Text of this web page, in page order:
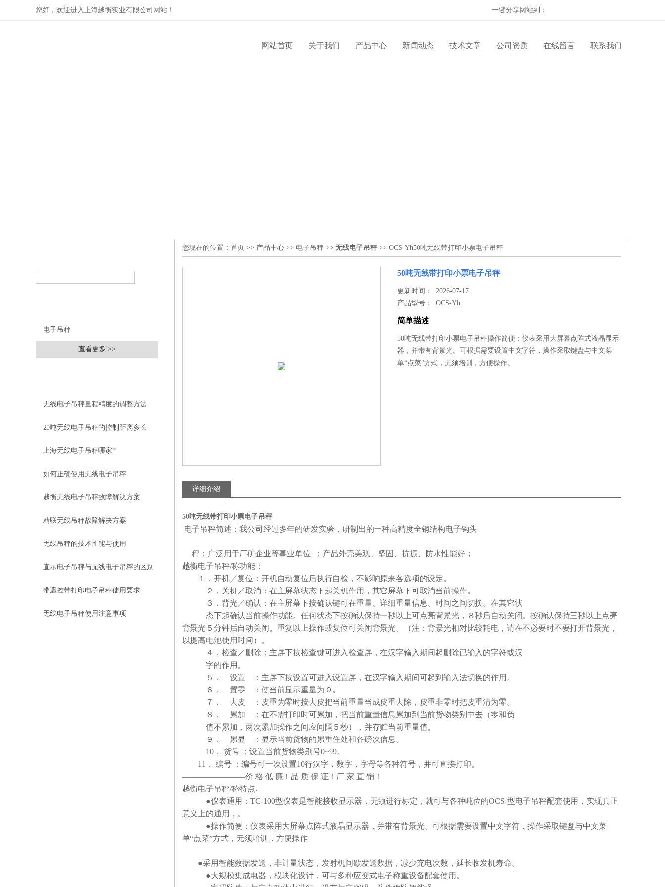
您好，欢迎进入上海越衡实业有限公司网站！ 一键分享网站到：
网站首页 关于我们 产品中心 新闻动态 技术文章 公司资质 在线留言 联系我们
电子吊秤
查看更多 >>
无线电子吊秤量程精度的调整方法
20吨无线电子吊秤的控制距离多长
上海无线电子吊秤哪家*
如何正确使用无线电子吊秤
越衡无线电子吊秤故障解决方案
精联无线吊秤故障解决方案
无线吊秤的技术性能与使用
直示电子吊秤与无线电子吊秤的区别
在那里
带遥控带打印电子吊秤使用要求
无线电子吊秤使用注意事项
您现在的位置： 首页 >> 产品中心 >> 电子吊秤 >> 无线电子吊秤 >> OCS-Yh50吨无线带打印小票电子吊秤
50吨无线带打印小票电子吊秤
更新时间： 2026-07-17
产品型号：OCS-Yh
简单描述
50吨无线带打印小票电子吊秤操作简便：仪表采用大屏幕点阵式液晶显示
器，并带有背景光。可根据需要设置中文字符，操作采取键盘与中文菜
单“点菜"方式，无须培训，方便操作。
详细介绍
50吨无线带打印小票电子吊秤
电子吊秤简述：我公司经过多年的研发实验，研制出的一种高精度全钢结构电子钩头
秤；广泛用于厂矿企业等事业单位 ；产品外壳美观、坚固、抗振、防水性能好；
越衡电子吊秤/称功能：
１．开机／复位：开机自动复位后执行自检，不影响原来各选项的设定。
２．关机／取消：在主屏幕状态下起关机作用，其它屏幕下可取消当前操作。
３．背光／确认：在主屏幕下按确认键可在重量、详细重量信息、时间之间切换。在其它状
态下起确认当前操作功能。任何状态下按确认保持一秒以上可点亮背景光，８秒后自动关闭。按确认保持三秒以上点亮
背景光５分钟后自动关闭。重复以上操作或复位可关闭背景光。（注：背景光相对比较耗电，请在不必要时不要打开背景光，
以提高电池使用时间）。
４．检查／删除：主屏下按检查键可进入检查屏，在汉字输入期间起删除已输入的字符或汉
字的作用。
５． 设置 ：主屏下按设置可进入设置屏，在汉字输入期间可起到输入法切换的作用。
６． 置零 ：使当前显示重量为０。
７． 去皮 ：皮重为零时按去皮把当前重量当成皮重去除，皮重非零时把皮重清为零。
８． 累加 ：在不需打印时可累加，把当前重量信息累加到当前货物类别中去（零和负
值不累加，两次累加操作之间应间隔５秒），并存贮当前重量值。
９． 累显 ：显示当前货物的累重住处和各磅次信息。
10． 货号 ：设置当前货物类别号0~99。
11． 编号 ：编号可一次设置10行汉字，数字，字母等各种符号，并可直接打印。
————————价 格 低 廉！品 质 保 证！厂 家 直 销！
越衡电子吊秤/称特点:
●仪表通用：TC-100型仪表是智能接收显示器，无须进行标定，就可与各种吨位的OCS-型电子吊秤配套使用，实现真正
意义上的通用，。
●操作简便：仪表采用大屏幕点阵式液晶显示器，并带有背景光。可根据需要设置中文字符，操作采取键盘与中文菜
单“点菜”方式，无须培训，方便操作
●采用智能数据发送，非计量状态，发射机间歇发送数据，减少充电次数，延长收发机寿命。
●大规模集成电器，模块化设计，可与多种应变式电子称重设备配套使用。